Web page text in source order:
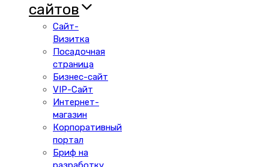
сайтов
Сайт-
Визитка
Посадочная
страница
Бизнес-сайт
VIP-Сайт
Интернет-
магазин
Корпоративный
портал
Бриф на